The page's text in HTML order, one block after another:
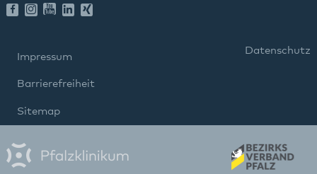
Impressum
Datenschutz
Barrierefreiheit
Sitemap